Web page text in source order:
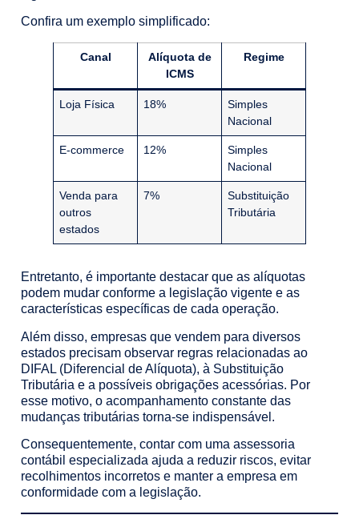
Confira um exemplo simplificado:
Canal
Alíquota de
ICMS
Regime
Loja Física 18%
Simples
Nacional
E-commerce 12%
Simples
Nacional
Venda para
outros
estados
7%
Substituição
Tributária
Entretanto, é importante destacar que as alíquotas
podem mudar conforme a legislação vigente e as
características específicas de cada operação.
Além disso, empresas que vendem para diversos
estados precisam observar regras relacionadas ao
DIFAL (Diferencial de Alíquota), à Substituição
Tributária e a possíveis obrigações acessórias. Por
esse motivo, o acompanhamento constante das
mudanças tributárias torna-se indispensável.
Consequentemente, contar com uma assessoria
contábil especializada ajuda a reduzir riscos, evitar
recolhimentos incorretos e manter a empresa em
conformidade com a legislação.